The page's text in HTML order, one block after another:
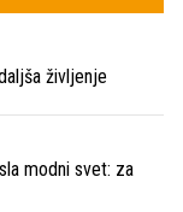
življenje
modni svet: za